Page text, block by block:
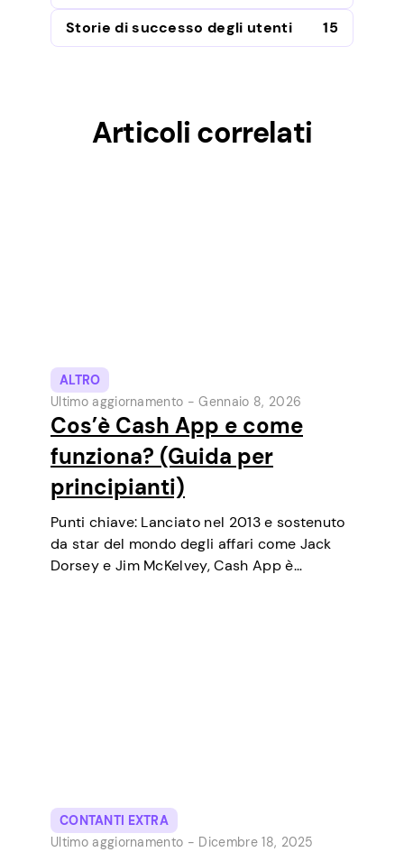
Storie di successo degli utenti
15
Articoli correlati
ALTRO
Ultimo aggiornamento -Gennaio 8, 2026
Cos’è Cash App e come
funziona? (Guida per
principianti)
Punti chiave: Lanciato nel 2013 e sostenuto
da star del mondo degli affari come Jack
Dorsey e Jim McKelvey, Cash App è
CONTANTI EXTRA
Ultimo aggiornamento - Dicembre 18, 2025